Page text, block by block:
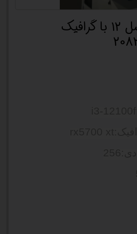
کیس گیمینگ نسل 12 با گرافیک